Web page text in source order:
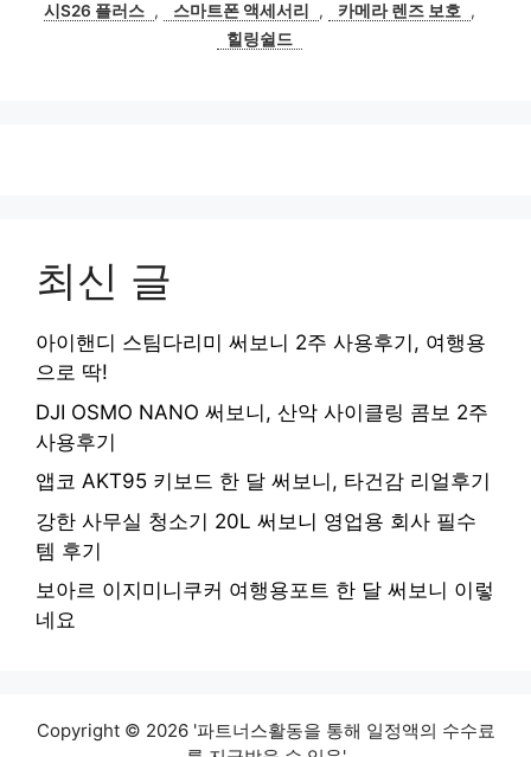
시S26 플러스 , 스마트폰 액세서리 , 카메라 렌즈 보호 ,
힐링쉴드
최신 글
아이핸디 스팀다리미 써보니 2주 사용후기, 여행용
으로 딱!
DJI OSMO NANO 써보니, 산악 사이클링 콤보 2주
사용후기
앱코 AKT95 키보드 한 달 써보니, 타건감 리얼후기
강한 사무실 청소기 20L 써보니 영업용 회사 필수
템 후기
보아르 이지미니쿠커 여행용포트 한 달 써보니 이렇
네요
Copyright © 2026 '파트너스활동을 통해 일정액의 수수료